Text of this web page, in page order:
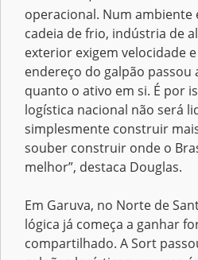
operacional. Num ambiente
cadeia de frio, indústria de
exterior exigem velocidade
endereço do galpão passou
quanto o ativo em si. É por
logística nacional não será
simplesmente construir
souber construir onde o
melhor”, destaca Douglas.
Em Garuva, no Norte de
lógica já começa a ganhar
compartilhado. A Sort